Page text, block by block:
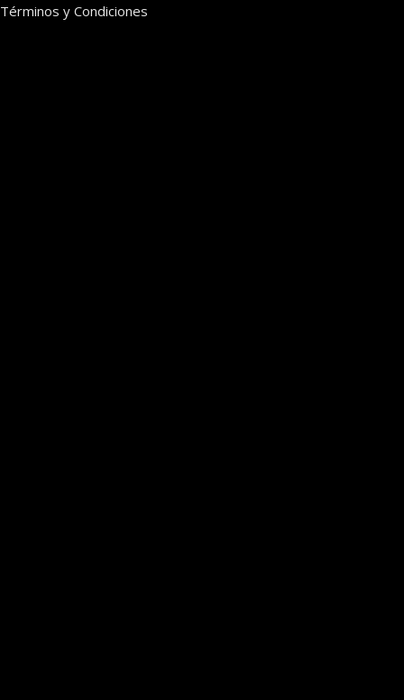
Términos y Condiciones